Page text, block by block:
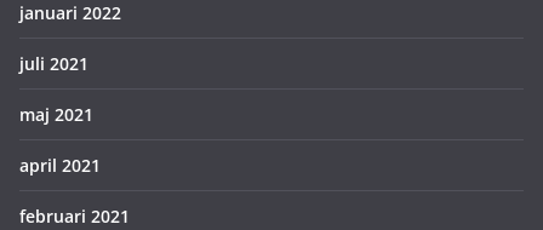
januari 2022
juli 2021
maj 2021
april 2021
februari 2021